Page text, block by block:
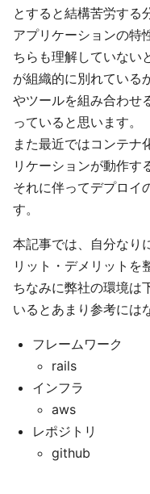
とすると結構苦労する
アプリケーションの特
ちらも理解していない
が組織的に別れている
やツールを組み合わせ
っていると思います。
また最近ではコンテナ
リケーションが動作す
それに伴ってデプロイ
す。
本記事では、自分なり
リット・デメリットを
ちなみに弊社の環境は
いるとあまり参考には
フレームワーク
rails
インフラ
aws
レポジトリ
github